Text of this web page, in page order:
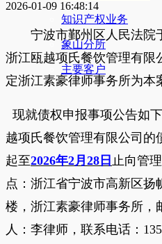
知识产权业务
象山分所
主要客户
2026-01-09 16:48:14
宁波市鄞州区人民法院
浙江瓯越项氏餐饮管理有限
定浙江素豪律师事务所为本
现就债权申报事项公告如
越项氏餐饮管理有限公司 的
起至2026年2月28日 止向管
点：浙江省宁波市高新区扬
楼 ，浙江素豪律师事务所，
人： 李律师 ，联系电话：